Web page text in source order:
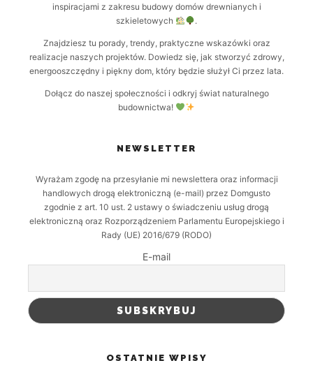
inspiracjami z zakresu budowy domów drewnianych i
szkieletowych
.
Znajdziesz tu porady, trendy, praktyczne wskazówki oraz
realizacje naszych projektów. Dowiedz się, jak stworzyć zdrowy,
energooszczędny i piękny dom, który będzie służył Ci przez lata.
Dołącz do naszej społeczności i odkryj świat naturalnego
budownictwa!
NEWSLETTER
Wyrażam zgodę na przesyłanie mi newslettera oraz informacji
handlowych drogą elektroniczną (e-mail) przez Domgusto
zgodnie z art. 10 ust. 2 ustawy o świadczeniu usług drogą
elektroniczną oraz Rozporządzeniem Parlamentu Europejskiego i
Rady (UE) 2016/679 (RODO)
E-mail
OSTATNIE WPISY